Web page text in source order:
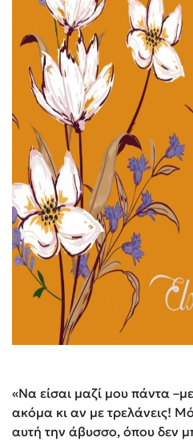
«Να είσαι μαζί μου πάντα
ακόμα κι αν με τρελάνεις!
αυτή την άβυσσο, όπου δεν